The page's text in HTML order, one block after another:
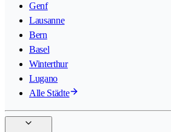
Genf
Lausanne
Bern
Basel
Winterthur
Lugano
Alle Städte